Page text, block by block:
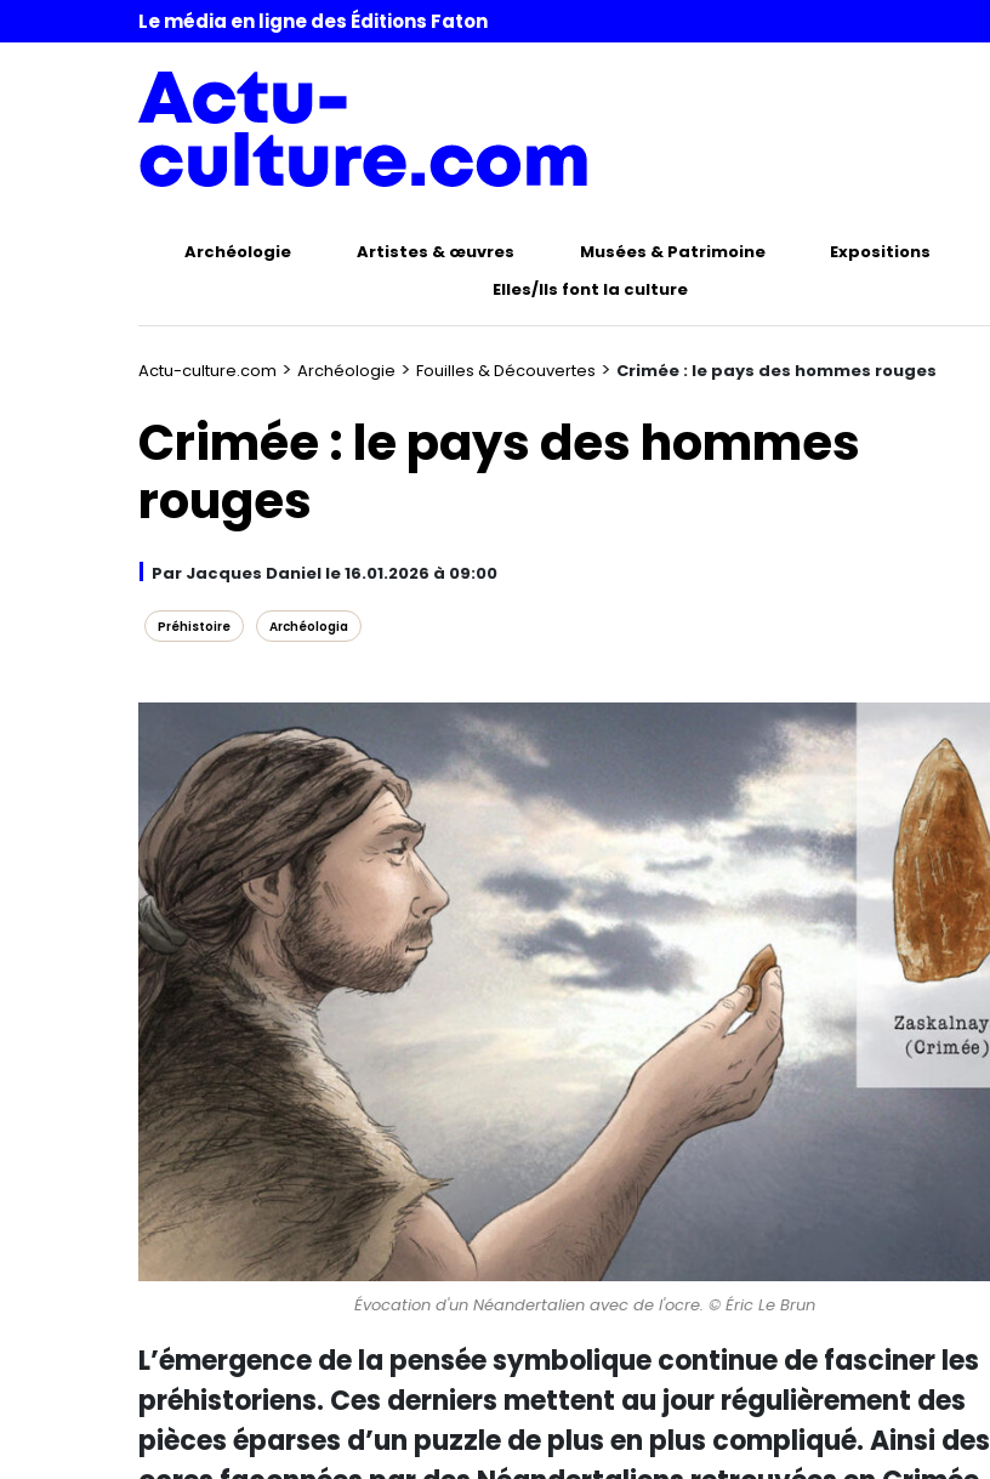
Le média en ligne des Éditions Faton
Archéologie Artistes & œuvres Musées & Patrimoine Expositions
Elles/Ils font la culture
Actu-culture.com > Archéologie > Fouilles & Découvertes > Crimée : le pays des hommes rouges
Crimée : le pays des hommes
rouges
Par Jacques Daniel le 16.01.2026 à 09:00
Préhistoire Archéologia
Évocation d'un Néandertalien avec de l'ocre. © Éric Le Brun
L’émergence de la pensée symbolique continue de fasciner les
préhistoriens. Ces derniers mettent au jour régulièrement des
pièces éparses d’un puzzle de plus en plus compliqué. Ainsi des